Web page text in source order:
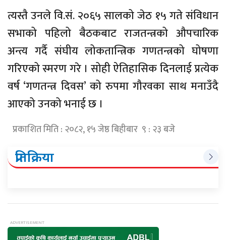
त्यस्तै उनले वि.सं. २०६५ सालको जेठ १५ गते संविधान
सभाको पहिलो बैठकबाट राजतन्त्रको औपचारिक
अन्त्य गर्दै संघीय लोकतान्त्रिक गणतन्त्रको घोषणा
गरिएको स्मरण गरे । सोही ऐतिहासिक दिनलाई प्रत्येक
वर्ष ‘गणतन्त्र दिवस’ को रुपमा गौरवका साथ मनाउँदै
आएको उनको भनाई छ ।
प्रकाशित मिति : २०८२, १५ जेष्ठ बिहीबार ९ : २३ बजे
प्रतिक्रिया